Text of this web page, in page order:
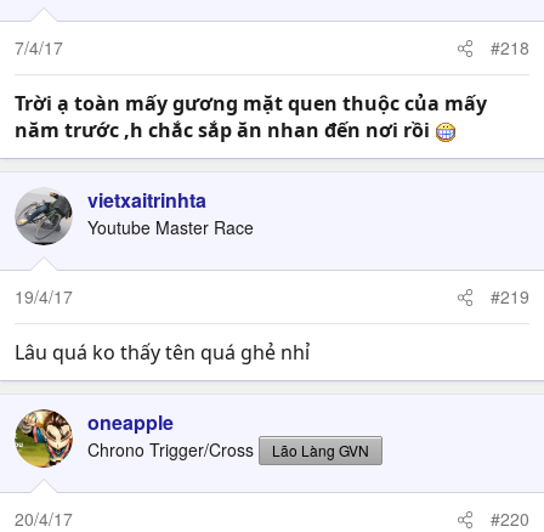
7/4/17 #218
Trời ạ toàn mấy gương mặt quen thuộc của mấy
năm trước ,h chắc sắp ăn nhan đến nơi rồi
vietxaitrinhta
Youtube Master Race
19/4/17 #219
Lâu quá ko thấy tên quá ghẻ nhỉ
oneapple
Chrono Trigger/Cross Lão Làng GVN
20/4/17 #220